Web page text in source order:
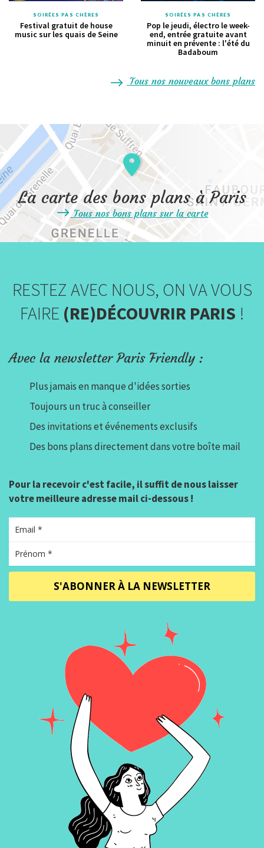
SOIRÉES PAS CHÈRES
Festival gratuit de house
music sur les quais de Seine
SOIRÉES PAS CHÈRES
Pop le jeudi, électro le week-
end, entrée gratuite avant
minuit en prévente : l'été du
Badaboum
Tous nos nouveaux bons plans
La carte des bons plans à Paris
Tous nos bons plans sur la carte
RESTEZ AVEC NOUS, ON VA VOUS
FAIRE (RE)DÉCOUVRIR PARIS !
Avec la newsletter Paris Friendly :
Plus jamais en manque d'idées sorties
Toujours un truc à conseiller
Des invitations et événements exclusifs
Des bons plans directement dans votre boîte mail
Pour la recevoir c'est facile, il suffit de nous laisser
votre meilleure adresse mail ci-dessous !
S'ABONNER À LA NEWSLETTER